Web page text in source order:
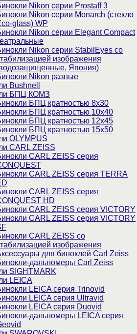
Nikon серии Prostaff 3
Nikon серии Monarch (стекло
glass) WP
Nikon серии Elegant Compact
Nikon серии StabilEyes со
изображения
Япония)
Nikon разные
Bushnell
БПЦ КОМЗ
БПЦ кратностью 8х30
БПЦ кратностью 10х40
БПЦ кратностью 12х45
БПЦ кратностью 15х50
OLYMPUS
CARL ZEISS
CARL ZEISS серия
CARL ZEISS серия TERRA
CARL ZEISS серия
HD
CARL ZEISS серия VICTORY
CARL ZEISS серия VICTORY
CARL ZEISS со
изображения
для биноклей Carl Zeiss
дальномеры Carl Zeiss
SIGHTMARK
LEICA
LEICA серия Trinovid
LEICA серия Ultravid
LEICA серия Duovid
дальномеры LEICA серия